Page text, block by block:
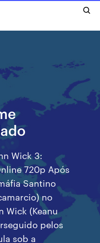
Wick 3:
720p Após
Santino
no
Wick (Keanu
pelos
sob a